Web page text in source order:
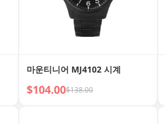
마운티니어 MJ4102 시계
$104.00$138.00